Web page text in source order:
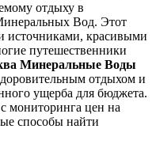
отдыху в
Вод. Этот
источниками, красивыми
путешественники
Минеральные Воды
отдыхом и
ущерба для бюджета.
мониторинга цен на
способы найти